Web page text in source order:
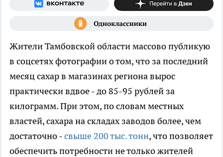
Жители Тамбовской области массово публикую
в соцсетях фотографии о том, что за последний
месяц сахар в магазинах региона вырос
практически вдвое - до 85-95 рублей за
килограмм. При этом, по словам местных
властей, сахара на складах заводов более, чем
достаточно -свыше 200 тыс. тонн, что позволяет
обеспечить потребности не только жителей